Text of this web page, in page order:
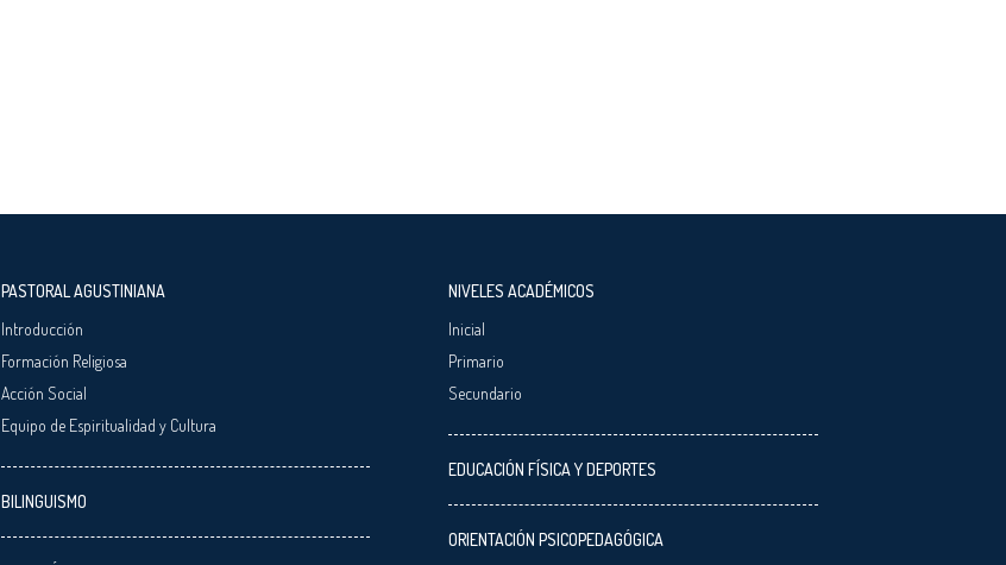
PASTORAL AGUSTINIANA
Introducción
Formación Religiosa
Acción Social
Equipo de Espiritualidad y Cultura
BILINGUISMO
NIVELES ACADÉMICOS
Inicial
Primario
Secundario
EDUCACIÓN FÍSICA Y DEPORTES
ORIENTACIÓN PSICOPEDAGÓGICA